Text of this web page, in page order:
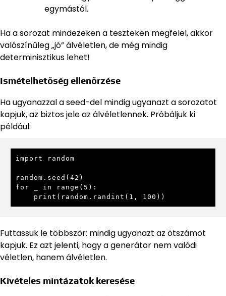
egymástól.
Ha a sorozat mindezeken a teszteken megfelel, akkor
valószínűleg „jó” álvéletlen, de még mindig
determinisztikus lehet!
Ismételhetőség ellenőrzése
Ha ugyanazzal a seed-del mindig ugyanazt a sorozatot
kapjuk, az biztos jele az álvéletlennek. Próbáljuk ki
például:
import random
random.seed(42)
for _ in range(5):
    print(random.randint(1, 100))
Futtassuk le többször: mindig ugyanazt az ötszámot
kapjuk. Ez azt jelenti, hogy a generátor nem valódi
véletlen, hanem álvéletlen.
Kivételes mintázatok keresése